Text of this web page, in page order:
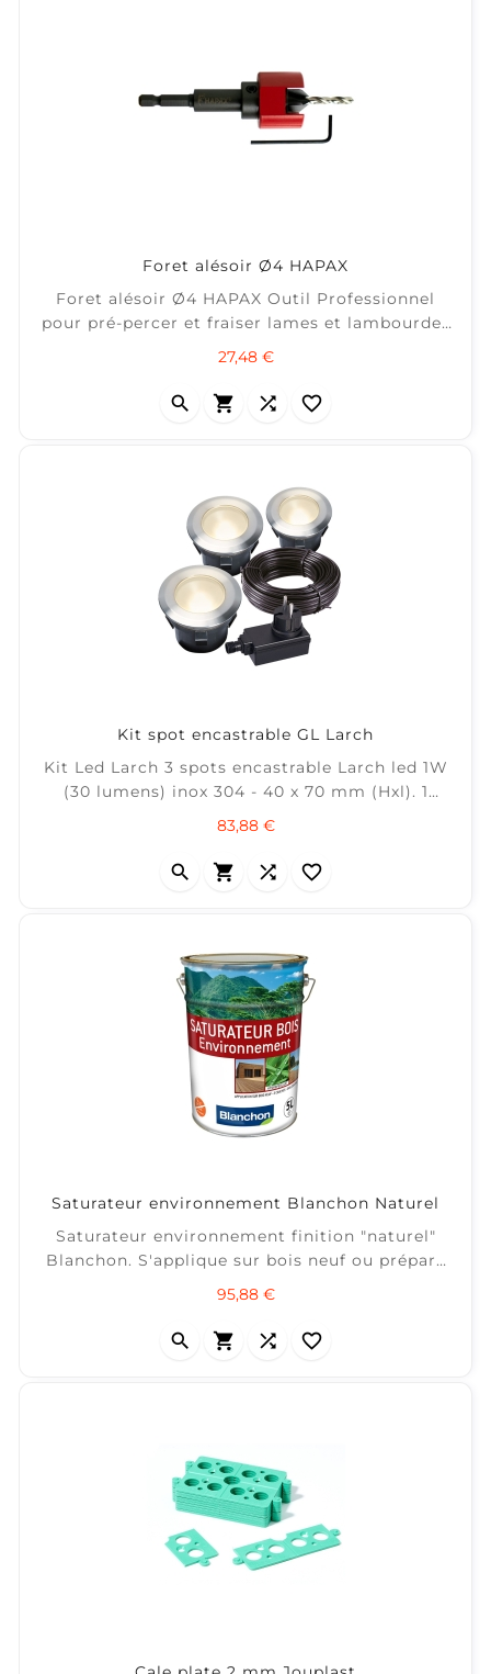
Foret alésoir Ø4 HAPAX
Foret alésoir Ø4 HAPAX Outil Professionnel
pour pré-percer et fraiser lames et lambourdes
pour une bonne finition en tête de vis.
27,48 €Prix
   
Kit spot encastrable GL Larch
Kit Led Larch 3 spots encastrable Larch led 1W
(30 lumens) inox 304 - 40 x 70 mm (Hxl). 1
transformateur 12w 1 Cable 6 m Système Plug
&amp; Play 12v Garden Lights
83,88 €Prix
   
Saturateur environnement Blanchon Naturel
Saturateur environnement finition "naturel"
Blanchon. S'applique sur bois neuf ou préparé
sans attente particulière. Nourrit, protège et
ralentit le grisaillement. Non filmogène, ne
s’écaille pas et hydro perlant. Anti glissant :
glissance testée selon NF EN 13036-4 Produit à
95,88 €Prix
   